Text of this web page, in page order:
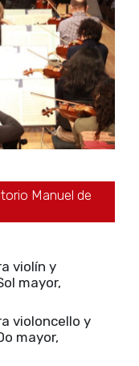
Manuel de
violín y
mayor,
violoncello y
mayor,